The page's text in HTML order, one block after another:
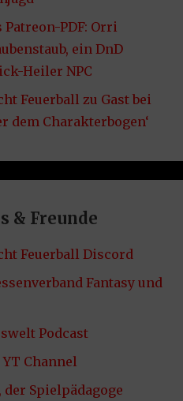
Patreon-PDF: Orri
ein DnD
Heiler NPC
Feuerball zu Gast bei
dem Charakterbogen‘
& Freunde
Feuerball Discord
Fantasy und
Podcast
YT Channel
der Spielpädagoge